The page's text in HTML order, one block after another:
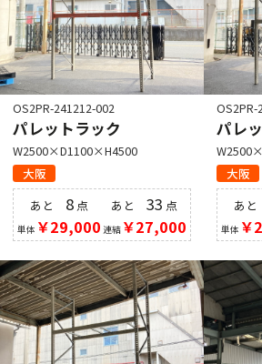
OS2PR-241212-002
パレットラック
W2500×D1100×H4500
大阪
あと 8 点
単体 ￥29,000
あと33 点
連結￥27,000
OS2PR-
パレ
大阪
あと
単体 ￥